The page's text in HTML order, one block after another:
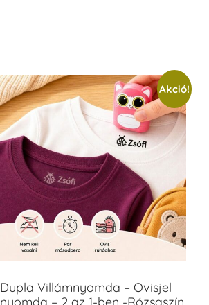
Akció!
Dupla Villámnyomda – Ovisjel